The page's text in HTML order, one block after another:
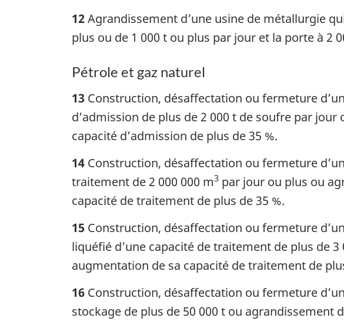
12Agrandissement d’une usine de métallurgie
plus ou de 1 000 t ou plus par jour et la porte à 2
Pétrole et gaz naturel
13 Construction, désaffectation ou fermeture
d’admission de plus de 2 000 t de soufre par
capacité d’admission de plus de 35 %.
14 Construction, désaffectation ou fermeture
traitement de 2 000 000 m3 par jour ou plus ou
capacité de traitement de plus de 35 %.
15 Construction, désaffectation ou fermeture
liquéfié d’une capacité de traitement de plus de
augmentation de sa capacité de traitement de
16 Construction, désaffectation ou fermeture
stockage de plus de 50 000 t ou agrandissement